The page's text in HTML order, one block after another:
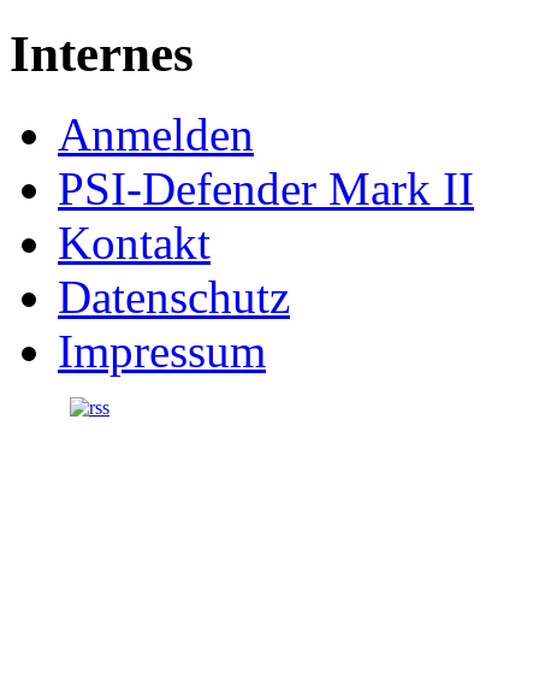
Internes
Anmelden
PSI-Defender Mark II
Kontakt
Datenschutz
Impressum